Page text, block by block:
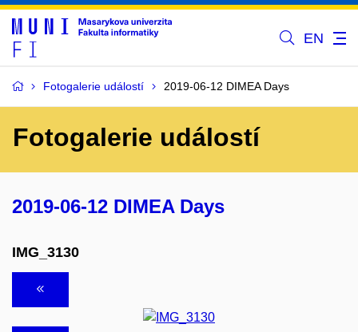
EN
Fotogalerie událostí 2019-06-12 DIMEA Days
Fotogalerie událostí
2019-06-12 DIMEA Days
IMG_3130